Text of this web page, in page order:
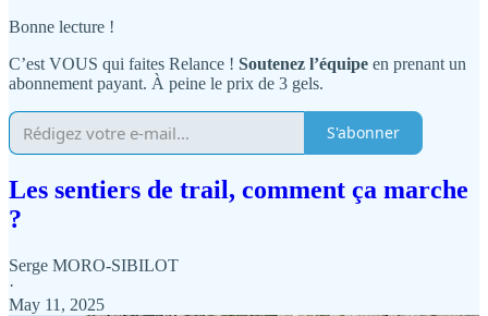
Bonne lecture !
C’est VOUS qui faites Relance ! Soutenez l’équipe en prenant un
abonnement payant. À peine le prix de 3 gels.
S'abonner
Les sentiers de trail, comment ça marche
?
Serge MORO-SIBILOT
·
May 11, 2025